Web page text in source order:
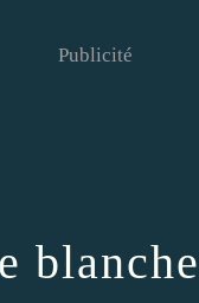
Publicité
blanche